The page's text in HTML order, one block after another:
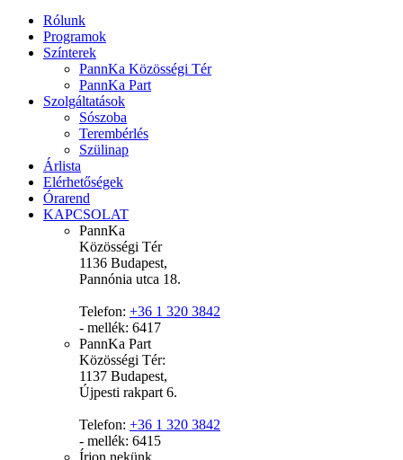
Rólunk
Programok
Színterek
PannKa Közösségi Tér
PannKa Part
Szolgáltatások
Sószoba
Terembérlés
Szülinap
Árlista
Elérhetőségek
Órarend
KAPCSOLAT
PannKa
Közösségi Tér
1136 Budapest,
Pannónia utca 18.
Telefon: +36 1 320 3842
- mellék: 6417
PannKa Part
Közösségi Tér:
1137 Budapest,
Újpesti rakpart 6.
Telefon: +36 1 320 3842
- mellék: 6415
Írjon nekünk